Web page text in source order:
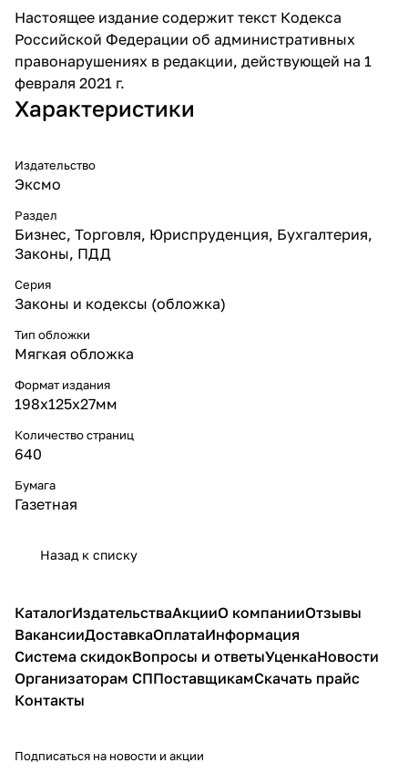
Настоящее издание содержит текст Кодекса
Российской Федерации об административных
правонарушениях в редакции, действующей на 1
февраля 2021 г.
Характеристики
Издательство
Эксмо
Раздел
Бизнес, Торговля, Юриспруденция, Бухгалтерия,
Законы, ПДД
Серия
Законы и кодексы (обложка)
Тип обложки
Мягкая обложка
Формат издания
198х125х27мм
Количество страниц
640
Бумага
Газетная
Назад к списку
КаталогИздательстваАкцииО компанииОтзывы
ВакансииДоставкаОплатаИнформация
Система скидокВопросы и ответыУценкаНовости
Организаторам СППоставщикамСкачать прайс
Контакты
Подписаться на новости и акции